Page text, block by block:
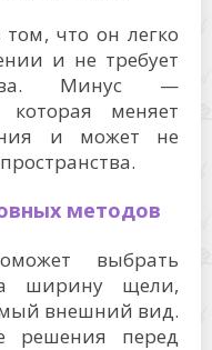
что он легко
и не требует
Минус —
которая меняет
и может не
методов
выбрать
ширину щели,
внешний вид.
решения перед